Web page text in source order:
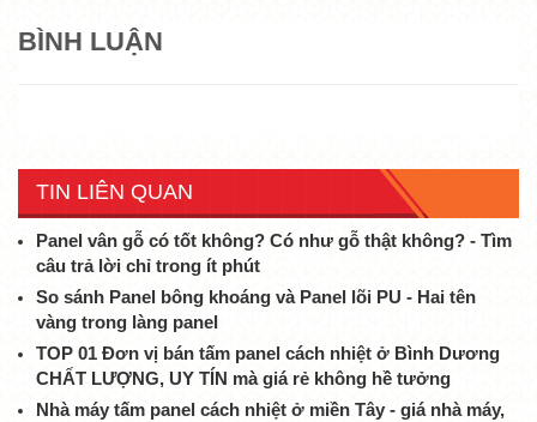
BÌNH LUẬN
TIN LIÊN QUAN
Panel vân gỗ có tốt không? Có như gỗ thật không? - Tìm
câu trả lời chỉ trong ít phút
So sánh Panel bông khoáng và Panel lõi PU - Hai tên
vàng trong làng panel
TOP 01 Đơn vị bán tấm panel cách nhiệt ở Bình Dương
CHẤT LƯỢNG, UY TÍN mà giá rẻ không hề tưởng
Nhà máy tấm panel cách nhiệt ở miền Tây - giá nhà máy,